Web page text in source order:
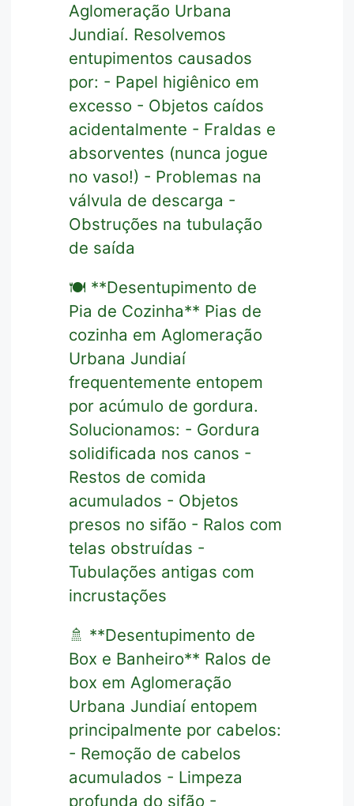
Aglomeração Urbana
Jundiaí. Resolvemos
entupimentos causados
por: - Papel higiênico em
excesso - Objetos caídos
acidentalmente - Fraldas e
absorventes (nunca jogue
no vaso!) - Problemas na
válvula de descarga -
Obstruções na tubulação
de saída
🍽️ **Desentupimento de
Pia de Cozinha** Pias de
cozinha em Aglomeração
Urbana Jundiaí
frequentemente entopem
por acúmulo de gordura.
Solucionamos: - Gordura
solidificada nos canos -
Restos de comida
acumulados - Objetos
presos no sifão - Ralos com
telas obstruídas -
Tubulações antigas com
incrustações
🚿 **Desentupimento de
Box e Banheiro** Ralos de
box em Aglomeração
Urbana Jundiaí entopem
principalmente por cabelos:
- Remoção de cabelos
acumulados - Limpeza
profunda do sifão -